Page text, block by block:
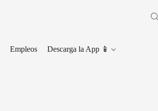
Empleos Descarga la App 📱